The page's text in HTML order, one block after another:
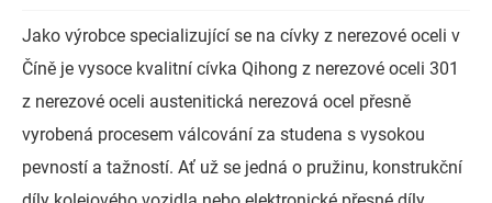
Jako výrobce specializující se na cívky z nerezové oceli v
Číně je vysoce kvalitní cívka Qihong z nerezové oceli 301
z nerezové oceli austenitická nerezová ocel přesně
vyrobená procesem válcování za studena s vysokou
pevností a tažností. Ať už se jedná o pružinu, konstrukční